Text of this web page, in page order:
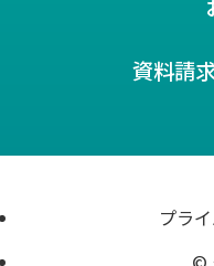
資料請
プラ